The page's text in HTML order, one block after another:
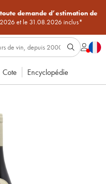
demande d’estimation de
et le 31.08.2026 inclus*
Cote Encyclopédie